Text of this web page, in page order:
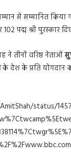
से सम्मानित किया
पद्म श्री पुरस्कार
ने तीनों वरिष्ठ नेताओं
के देश के प्रति योगदान
status/